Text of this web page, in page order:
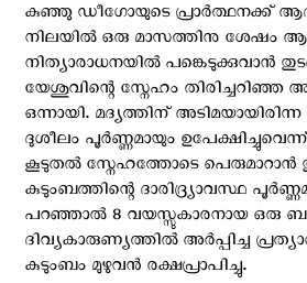
കുഞ്ഞു ഡീഗോയുടെ പ്രാര്‍ത്ഥനക്ക്
നിലയില്‍ ഒരു മാസത്തിനു ശേഷം ആ
നിത്യാരാധനയില്‍ പങ്കെടുക്കുവാന്‍
യേശുവിന്റെ സ്നേഹം തിരിച്ചറിഞ്ഞ
ഒന്നായി. മദ്യത്തിന്
ദുശീലം പൂര്‍ണ്ണമായും
കൂടുതല്‍ സ്നേഹത്തോടെ പെരുമാറാന്‍
കുടുംബത്തിന്റെ ദാരിദ്ര്യാവസ്ഥ
പറഞ്ഞാല്‍ 8 വയസ്സുകാരനായ ഒരു
ദിവ്യകാരുണ്യത്തില്‍ അര്‍പ്പിച്ച
കുടുംബം മുഴുവന്‍ രക്ഷപ്രാപിച്ചു.